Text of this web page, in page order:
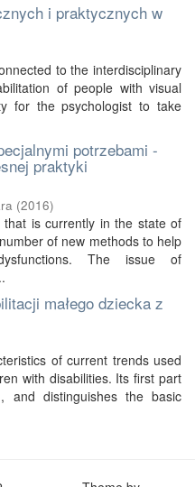
i praktycznych w
to the interdisciplinary
of people with visual
for the psychologist to take
potrzebami -
praktyki
(2016)
is currently in the state of
of new methods to help
The issue of
małego dziecka z
of current trends used
with disabilities. Its first part
and distinguishes the basic